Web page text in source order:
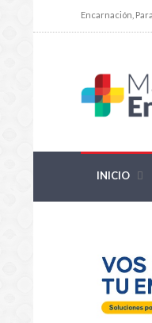
Encarnación,
INICIO